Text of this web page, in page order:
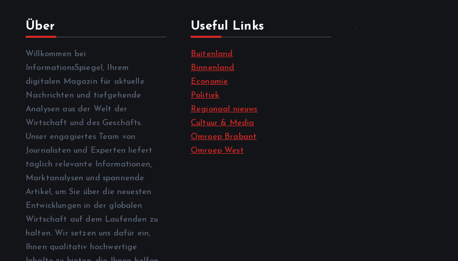
Über
Willkommen bei
InformationsSpiegel, Ihrem
digitalen Magazin für aktuelle
Nachrichten und tiefgehende
Analysen aus der Welt der
Wirtschaft und des Geschäfts.
Unser engagiertes Team von
Journalisten und Experten liefert
täglich relevante Informationen,
Marktanalysen und spannende
Artikel, um Sie über die neuesten
Entwicklungen in der globalen
Wirtschaft auf dem Laufenden zu
halten. Wir setzen uns dafür ein,
Ihnen qualitativ hochwertige
Useful Links
Buitenland
Binnenland
Economie
Politiek
Regionaal nieuws
Cultuur & Media
Omroep Brabant
Omroep West
.